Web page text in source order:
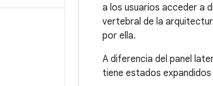
a los usuarios acceder a
vertebral de la
por ella.
A diferencia del panel
tiene estados